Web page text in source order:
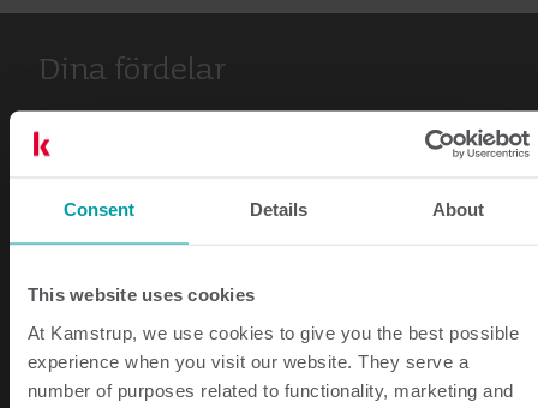
Consent Details About
This website uses cookies
At Kamstrup, we use cookies to give you the best possible
experience when you visit our website. They serve a
number of purposes related to functionality, marketing and
Dina fördelar
Genom att byta till smarta mätare får du åtkomst till
säkerställer rättvis, individuell fakturering – och du
kan hjälpa dina hyresgäster att optimera sin dagliga
uppfyller kraven i EED-direktivet.